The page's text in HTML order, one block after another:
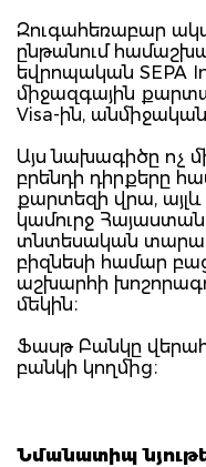
Զուգահեռաբար
ընթանում
եվրոպական SEPA
միջազգային
Visa-ին,
Այս նախագիծը ոչ
բրենդի դիրքերը
քարտեզի վրա,
կամուրջ
տնտեսական
բիզնեսի համար
աշխարհի
մեկին։
Ֆասթ Բանկը
բանկի կողմից։
Նմանատիպ